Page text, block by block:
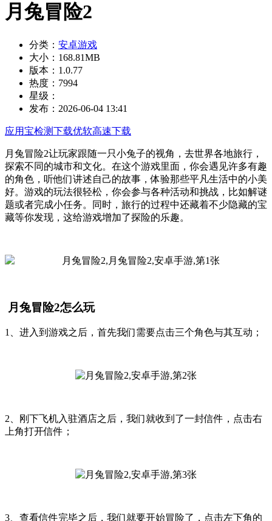
月兔冒险2
分类： 安卓游戏
大小： 168.81MB
版本： 1.0.77
热度： 7994
星级：
发布： 2026-06-04 13:41
应用宝检测下载优软高速下载
月兔冒险2让玩家跟随一只小兔子的视角，去世界各地旅行，
探索不同的城市和文化。在这个游戏里面，你会遇见许多有趣
的角色，听他们讲述自己的故事，体验那些平凡生活中的小美
好。游戏的玩法很轻松，你会参与各种活动和挑战，比如解谜
题或者完成小任务。同时，旅行的过程中还藏着不少隐藏的宝
藏等你发现，这给游戏增加了探险的乐趣。
月兔冒险2怎么玩
1、进入到游戏之后，首先我们需要点击三个角色与其互动；
2、刚下飞机入驻酒店之后，我们就收到了一封信件，点击右
上角打开信件；
3、查看信件完毕之后，我们就要开始冒险了，点击左下角的